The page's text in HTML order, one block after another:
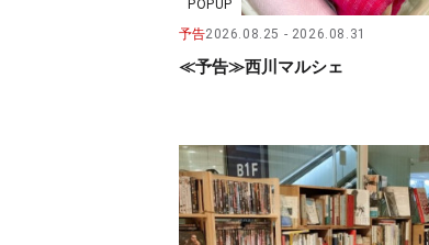
POPUP
予告2026.08.25 2026.08.31
≪予告≫西川マルシェ